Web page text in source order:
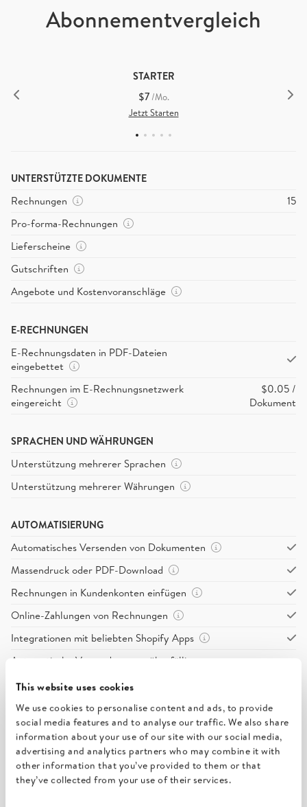
This website uses cookies
We use cookies to personalise content and ads, to provide
social media features and to analyse our traffic. We also share
information about your use of our site with our social media,
advertising and analytics partners who may combine it with
other information that you’ve provided to them or that
they’ve collected from your use of their services.
Abonnementvergleich
STARTER
$7 /Mo.
Jetzt Starten
UNTERSTÜTZTE DOKUMENTE
Rechnungen
15
Pro-forma-Rechnungen
Lieferscheine
Gutschriften
Angebote und Kostenvoranschläge
E-RECHNUNGEN
E-Rechnungsdaten in PDF-Dateien
eingebettet
Rechnungen im E-Rechnungsnetzwerk
eingereicht
$0.05 /
Dokument
SPRACHEN UND WÄHRUNGEN
Unterstützung mehrerer Sprachen
Unterstützung mehrerer Währungen
AUTOMATISIERUNG
Automatisches Versenden von Dokumenten
Massendruck oder PDF-Download
Rechnungen in Kundenkonten einfügen
Online-Zahlungen von Rechnungen
Integrationen mit beliebten Shopify Apps
Automatische Versendung von überfälligen
Empfänger
Benutzerdefinierte Mailing-Domains mit DMARC-
Unterstützung
Shopify-Zahlungsbedingungen